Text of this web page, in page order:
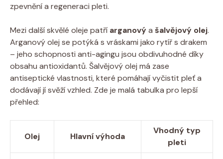
zpevnění a regeneraci pleti.
Mezi další skvělé oleje patří arganovýa šalvějový olej.
Arganový olej se potýká s vráskami jako rytíř s drakem
– jeho schopnosti anti-agingu jsou obdivuhodné díky
obsahu antioxidantů. Šalvějový olej má zase
antiseptické vlastnosti, které pomáhají vyčistit pleť a
dodávají jí svěží vzhled. Zde je malá tabulka pro lepší
přehled:
Olej Hlavní výhoda
Vhodný typ
pleti